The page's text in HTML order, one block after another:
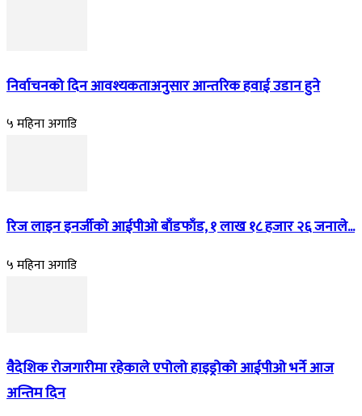
निर्वाचनको दिन आवश्यकताअनुसार आन्तरिक हवाई उडान हुने
५ महिना अगाडि
रिज लाइन इनर्जीको आईपीओ बाँडफाँड, १ लाख १८ हजार २६ जनाले...
५ महिना अगाडि
वैदेशिक रोजगारीमा रहेकाले एपोलो हाइड्रोको आईपीओ भर्ने आज
अन्तिम दिन